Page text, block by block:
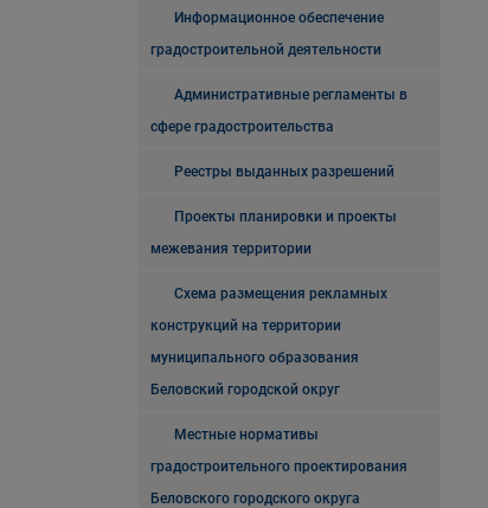
Информационное обеспечение
градостроительной деятельности
Административные регламенты в
сфере градостроительства
Реестры выданных разрешений
Проекты планировки и проекты
межевания территории
Схема размещения рекламных
конструкций на территории
муниципального образования
Беловский городской округ
Местные нормативы
градостроительного проектирования
Беловского городского округа